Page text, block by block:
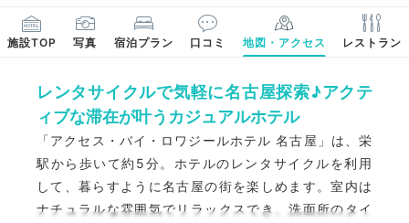
施設TOP 写真 宿泊プラン 口コミ 地図・アクセス レストラン
レンタサイクルで気軽に名古屋探索♪アクテ
ィブな滞在が叶うカジュアルホテル
「アクセス・バイ・ロワジールホテル 名古屋」は、栄
駅から歩いて約5分。ホテルのレンタサイクルを利用
して、暮らすように名古屋の街を楽しめます。室内は
ナチュラルな雰囲気でリラックスでき、洗面所のタイ